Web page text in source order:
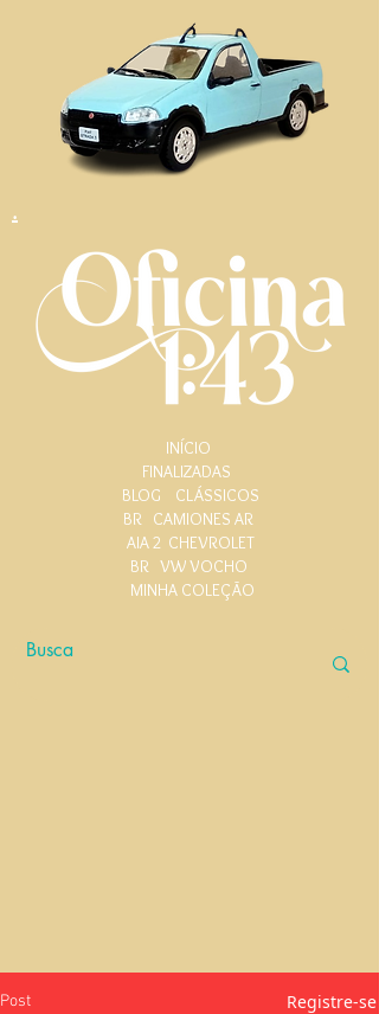
.
INÍCIO
FINALIZADAS
BLOG
CLÁSSICOS
BR CAMIONES AR
AIA 2 CHEVROLET
BR VW VOCHO
MINHA COLEÇÃO
Post Registre-se